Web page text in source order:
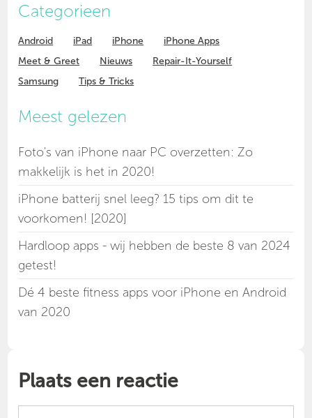
Categorieen
Android iPad iPhone
iPhone Apps
Meet & Greet
Nieuws
Repair-It-Yourself
Samsung
Tips & Tricks
Meest gelezen
Foto's van iPhone naar PC overzetten: Zo
makkelijk is het in 2020!
iPhone batterij snel leeg? 15 tips om dit te
voorkomen! [2020]
Hardloop apps - wij hebben de beste 8 van 2024
getest!
Dé 4 beste fitness apps voor iPhone en Android
van 2020
Plaats een reactie